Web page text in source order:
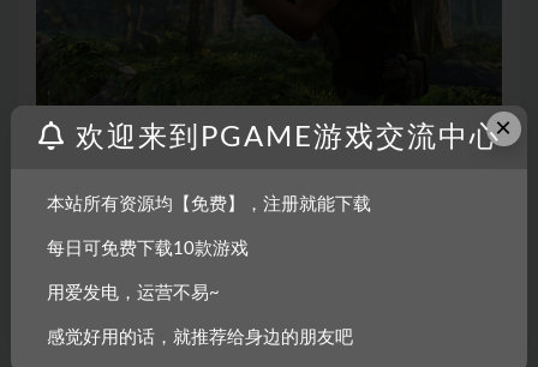
×
欢迎来到PGAME游戏交流中心
本站所有资源均【免费】，注册就能下载
每日可免费下载10款游戏
用爱发电，运营不易~
感觉好用的话，就推荐给身边的朋友吧